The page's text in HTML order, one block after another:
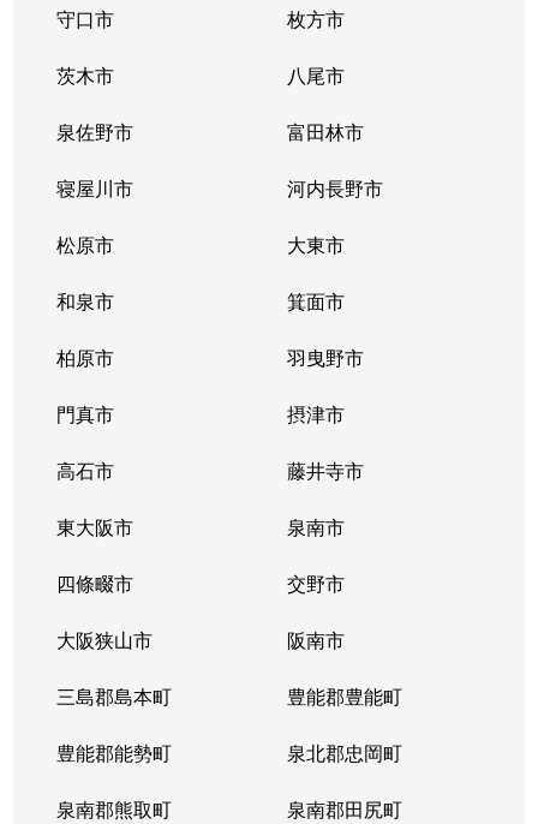
守口市 枚方市
茨木市 八尾市
泉佐野市 富田林市
寝屋川市 河内長野市
松原市 大東市
和泉市 箕面市
柏原市 羽曳野市
門真市 摂津市
高石市 藤井寺市
東大阪市 泉南市
四條畷市 交野市
大阪狭山市 阪南市
三島郡島本町 豊能郡豊能町
豊能郡能勢町 泉北郡忠岡町
泉南郡熊取町 泉南郡田尻町